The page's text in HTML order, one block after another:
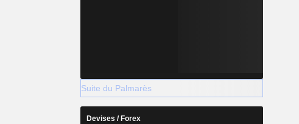
Suite du Palmarès
Devises / Forex